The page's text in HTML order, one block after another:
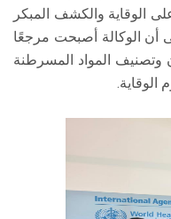
الوقاية والكشف المبكر
أن الوكالة أصبحت مرجعًا
وتصنيف المواد المسرطنة
الوقاية.